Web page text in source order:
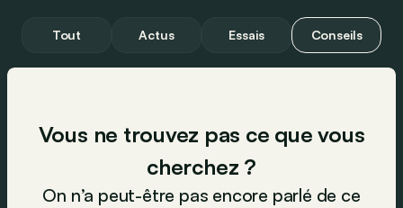
Tout Actus Essais Conseils
Vous ne trouvez pas ce que vous
cherchez ?
On n’a peut-être pas encore parlé de ce